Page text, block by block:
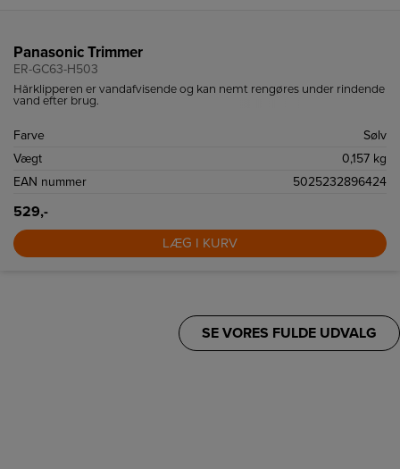
Panasonic Trimmer
ER-GC63-H503
Hårklipperen er vandafvisende og kan nemt rengøres under rindende
vand efter brug.
Farve
Sølv
Vægt
0,157 kg
EAN nummer
5025232896424
529,-
LÆG I KURV
SE VORES FULDE UDVALG